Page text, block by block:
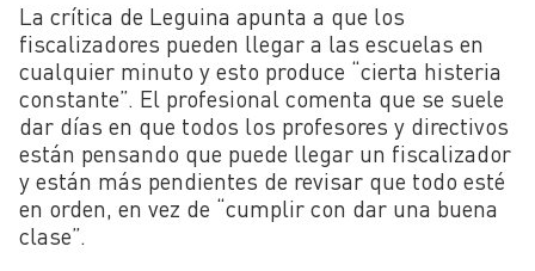
La crítica de Leguina apunta a que los
fiscalizadores pueden llegar a las escuelas en
cualquier minuto y esto produce “cierta histeria
constante”. El profesional comenta que se suele
dar días en que todos los profesores y directivos
están pensando que puede llegar un fiscalizador
y están más pendientes de revisar que todo esté
en orden, en vez de “cumplir con dar una buena
clase”.